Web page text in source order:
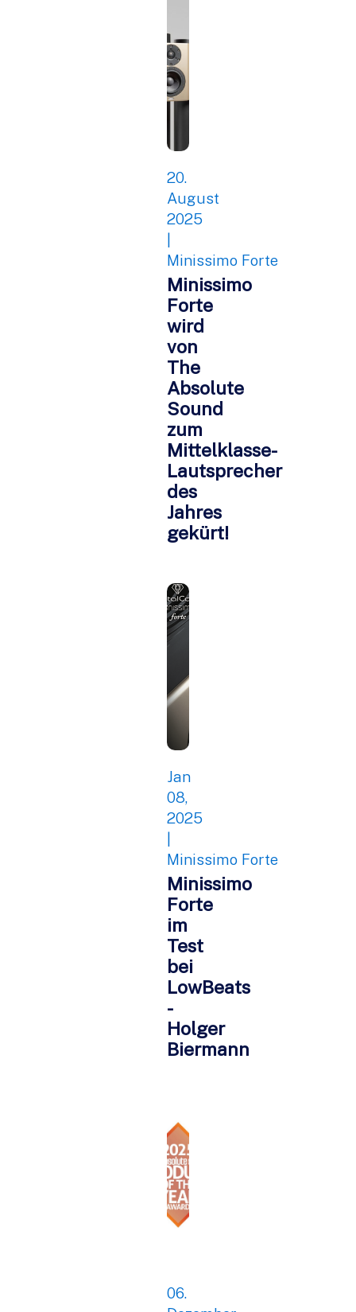
20.
August
2025
Minissimo Forte
Minissimo
Forte
wird
von
The
Absolute
Sound
zum
Mittelklasse-
Lautsprecher
des
Jahres
gekürt!
Jan
08,
2025
Minissimo Forte
Minissimo
Forte
im
Test
bei
LowBeats
-
Holger
Biermann
06.